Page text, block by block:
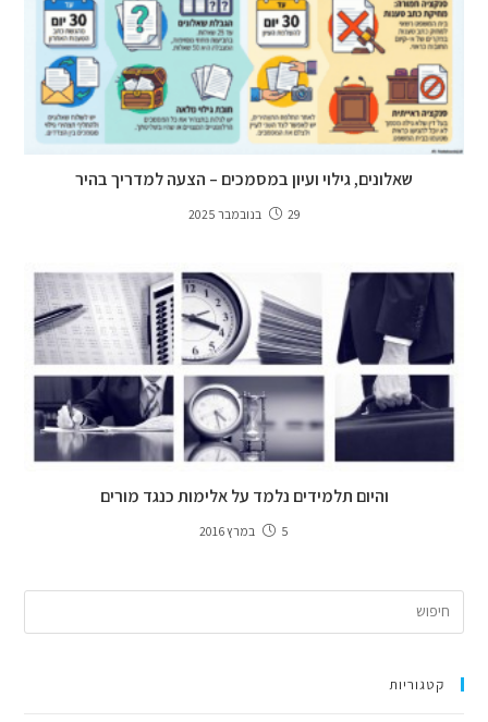
שאלונים, גילוי ועיון במסמכים – הצעה למדריך בהיר
29 בנובמבר 2025
והיום תלמידים נלמד על אלימות כנגד מורים
5 במרץ 2016
קטגוריות